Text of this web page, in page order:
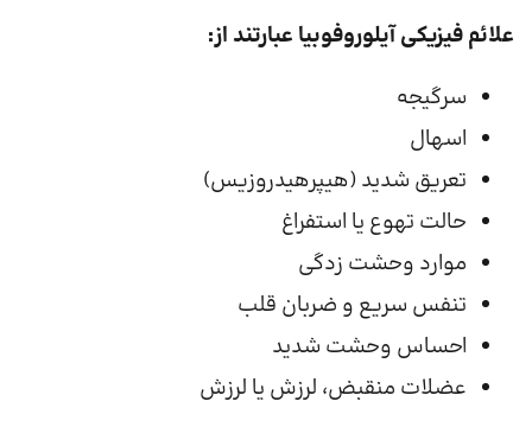
علائم فیزیکی آیلوروفوبیا عبارتند از:
سرگیجه
اسهال
تعریق شدید (هیپرهیدروزیس)
حالت تهوع یا استفراغ
موارد وحشت زدگی
تنفس سریع و ضربان قلب
احساس وحشت شدید
عضلات منقبض، لرزش یا لرزش